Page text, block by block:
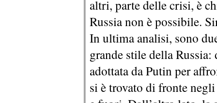
altri, parte delle crisi, è
Russia non è possibile.
In ultima analisi, sono
grande stile della
adottata da Putin per
si è trovato di fronte